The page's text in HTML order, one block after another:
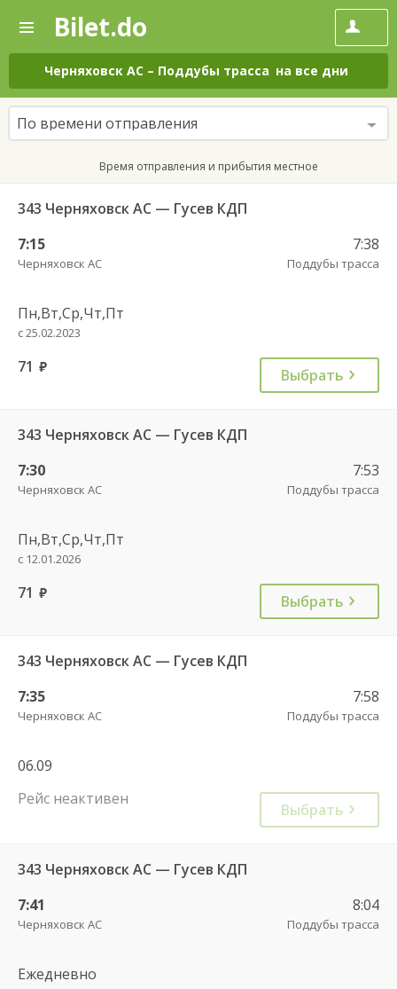
—
Поиск
и
покупка
билетов
на
автобус
онлайн
Bilet.do
Черняховск АС – Поддубы трасса на все дни
По времени отправления
Время отправления и прибытия местное
343 Черняховск АС — Гусев КДП
7:15
Черняховск АС
7:38
Поддубы трасса
Пн,Вт,Ср,Чт,Пт
с 25.02.2023
71 руб. Выбрать
343 Черняховск АС — Гусев КДП
7:30
Черняховск АС
7:53
Поддубы трасса
Пн,Вт,Ср,Чт,Пт
с 12.01.2026
71 руб. Выбрать
343 Черняховск АС — Гусев КДП
7:35
Черняховск АС
7:58
Поддубы трасса
06.09
Рейс неактивен
Выбрать
343 Черняховск АС — Гусев КДП
7:41
Черняховск АС
8:04
Поддубы трасса
Ежедневно